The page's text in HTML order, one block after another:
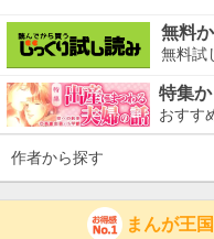
無料
無料試
特集
おすす
作者から探す
まんが王